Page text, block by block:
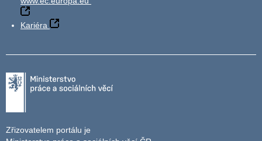
Kariéra
Zřizovatelem portálu je